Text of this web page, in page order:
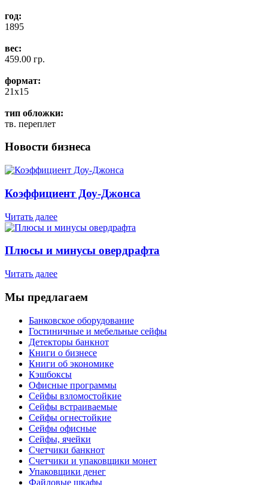
год:
1895
вес:
459.00 гр.
формат:
21x15
тип обложки:
тв. переплет
Новости бизнеса
Коэффициент Доу-Джонса
Читать далее
Плюсы и минусы овердрафта
Читать далее
Мы предлагаем
Банковское оборудование
Гостиничные и мебельные сейфы
Детекторы банкнот
Книги о бизнесе
Книги об экономике
Кэшбоксы
Офисные программы
Сейфы взломостойкие
Сейфы встраиваемые
Сейфы огнестойкие
Сейфы офисные
Сейфы, ячейки
Счетчики банкнот
Счетчики и упаковщики монет
Упаковщики денег
Файловые шкафы